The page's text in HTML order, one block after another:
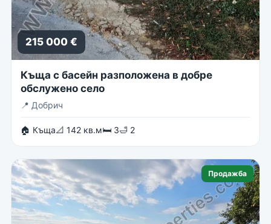
215 000 €
Къща с басейн разположена в добре
обслужено село
📍 Добрич
🏠 Къща📐 142 кв.м🛏 3🛁 2
Продажба